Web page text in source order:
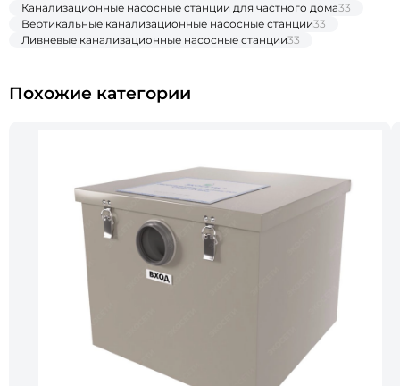
Канализационные насосные станции для частного дома33
Вертикальные канализационные насосные станции33
Ливневые канализационные насосные станции33
Похожие категории